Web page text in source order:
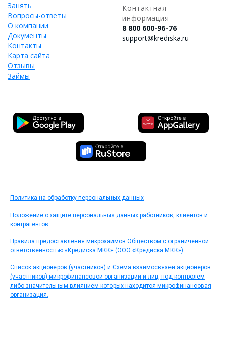
Занять
Вопросы-ответы
О компании
Документы
Контакты
Карта сайта
Отзывы
Займы
Контактная
информация
8 800 600-96-76
support@krediska.ru
Политика на обработку персональных данных
Положение о защите персональных данных работников, клиентов и
контрагентов
Правила предоставления микрозаймов Обществом с ограниченной
ответственностью «Кредиска МКК» (ООО «Кредиска МКК»)
Список акционеров (участников) и Схема взаимосвязей акционеров
(участников) микрофинансовой организации и лиц, под контролем
либо значительным влиянием которых находится микрофинансовая
организация.